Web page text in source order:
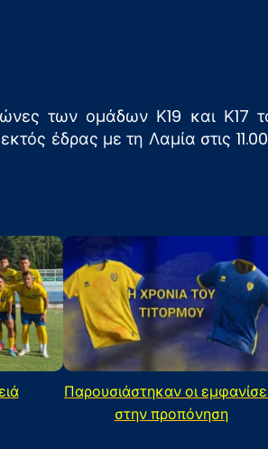
των ομάδων Κ19 και Κ17
έδρας με τη Λαμία στις
Παρουσιάστηκαν οι
στην προπόνηση